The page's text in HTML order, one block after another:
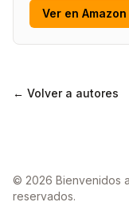
Ver en Amazon
← Volver a autores
© 2026 Bienvenidos
reservados.